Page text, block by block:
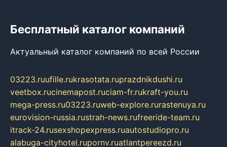
Бесплатный каталог компаний
Актуальный каталог компаний по всей России
03223.ruufille.rukrasotata.ruprazdnikdushi.ru
veetbox.rucinemapost.ruciam-fr.rukraft-you.ru
mega-press.ru03223.ruweb-explore.rurastenuya.ru
eurovision-russia.rustrah-news.rufreeride-team.ru
itrack-24.rusexshopexpress.ruautostudiopro.ru
alabuga-cityhotel.rupornv.ruatlantpereezd.ru